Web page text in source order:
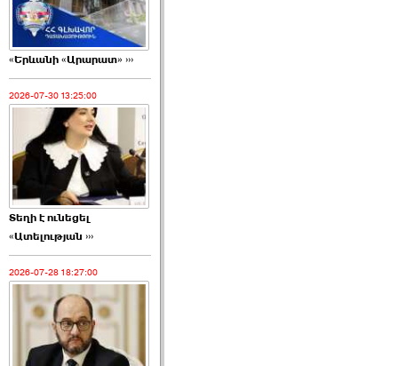
«Երևանի «Արարատ» ›››
2026-07-30 13:25:00
Տեղի է ունեցել
«Ատելության ›››
2026-07-28 18:27:00